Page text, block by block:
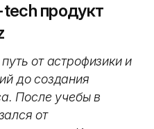
продукт
от астрофизики и
до создания
После учебы в
от